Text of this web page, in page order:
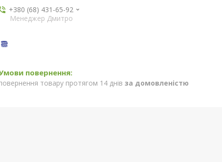
+380 (68) 431-65-92
Менеджер Дмитро
товару протягом 14 днів за домовленістю